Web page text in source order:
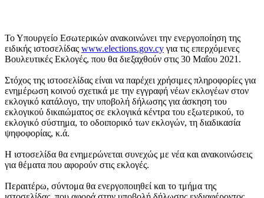
Το Υπουργείο Εσωτερικών ανακοινώνει την ενεργοποίηση της
ειδικής ιστοσελίδας www.elections.gov.cy για τις επερχόμενες
Βουλευτικές Εκλογές, που θα διεξαχθούν στις 30 Μαΐου 2021.
Στόχος της ιστοσελίδας είναι να παρέχει χρήσιμες πληροφορίες για
ενημέρωση κοινού σχετικά με την εγγραφή νέων εκλογέων στον
εκλογικό κατάλογο, την υποβολή δήλωσης για άσκηση του
εκλογικού δικαιώματος σε εκλογικά κέντρα του εξωτερικού, το
εκλογικό σύστημα, το οδοιπορικό των εκλογών, τη διαδικασία
ψηφοφορίας, κ.ά.
Η ιστοσελίδα θα ενημερώνεται συνεχώς με νέα και ανακοινώσεις
για θέματα που αφορούν στις εκλογές.
Περαιτέρω, σύντομα θα ενεργοποιηθεί και το τμήμα της